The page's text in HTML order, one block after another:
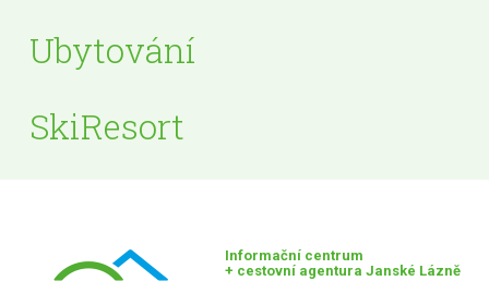
Ubytování
SkiResort
Informační centrum
+ cestovní agentura Janské Lázně